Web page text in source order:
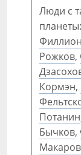
Люди с
планеты:
Филлион
Рожков,
Кормэн,
Потанин
Бычков,
Макаров